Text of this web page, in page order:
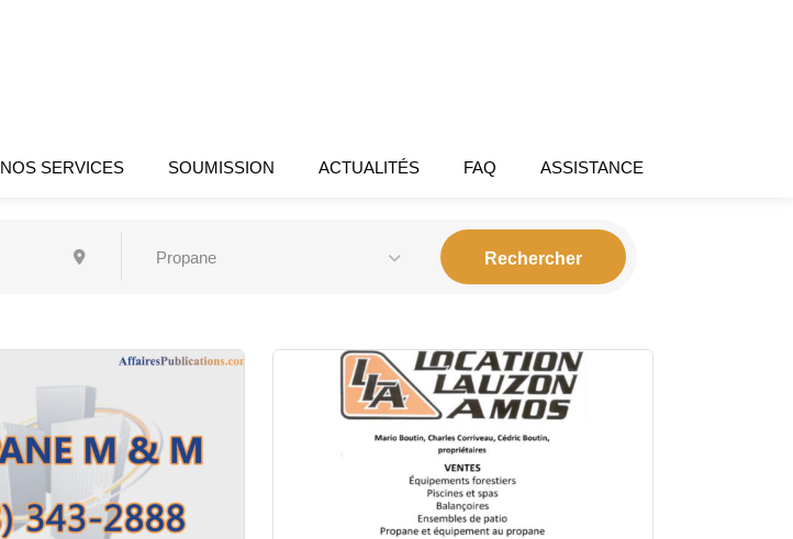
NOS SERVICES SOUMISSION ACTUALITÉS FAQ ASSISTANCE
Propane